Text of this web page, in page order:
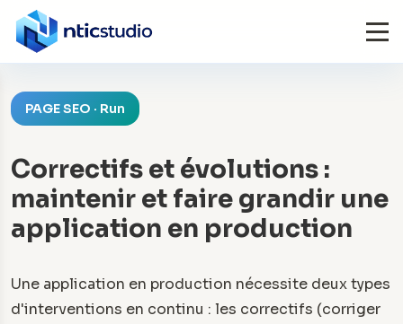
PAGE SEO · Run
Correctifs et évolutions :
maintenir et faire grandir une
application en production
Une application en production nécessite deux types
d'interventions en continu : les correctifs (corriger